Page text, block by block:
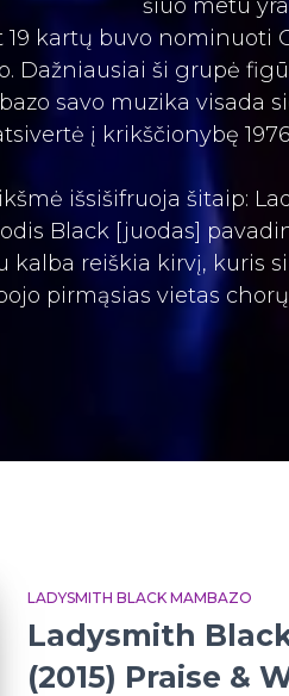
šiuo metu
19 kartų buvo nominuoti
Dažniausiai ši grupė
savo muzika visada
į krikščionybę
išsišifruoja šitaip:
Black [juodas]
kalba reiškia kirvį, kuris
pirmąsias vietas
LADYSMITH BLACK MAMBAZO
Ladysmith
(2015) Praise &